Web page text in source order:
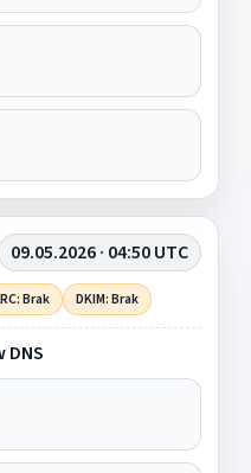
09.05.2026 · 04:50 UTC
Brak DKIM: Brak